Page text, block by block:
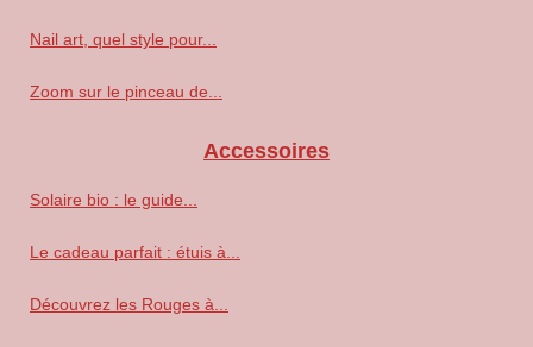
Nail art, quel style pour...
Zoom sur le pinceau de...
Accessoires
Solaire bio : le guide...
Le cadeau parfait : étuis à...
Découvrez les Rouges à...